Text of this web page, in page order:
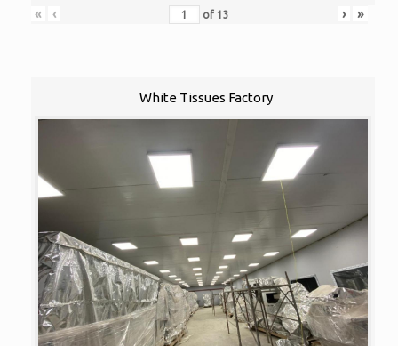
« ‹ of 13 › »
White Tissues Factory